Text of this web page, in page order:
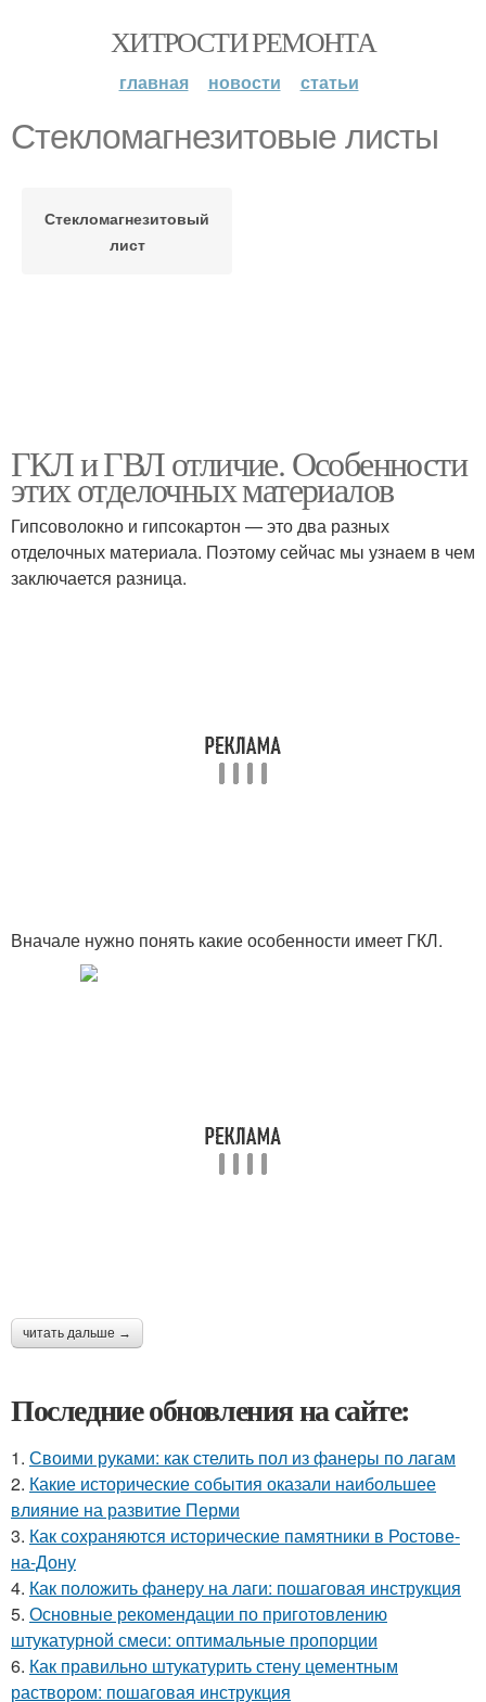
ХИТРОСТИ РЕМОНТА
главная новости статьи
Стекломагнезитовые листы
Стекломагнезитовый
лист
ГКЛ и ГВЛ отличие. Особенности
этих отделочных материалов
Гипсоволокно и гипсокартон — это два разных
отделочных материала. Поэтому сейчас мы узнаем в чем
заключается разница.
Вначале нужно понять какие особенности имеет ГКЛ.
читать дальше →
Последние обновления на сайте:
1. Своими руками: как стелить пол из фанеры по лагам
2. Какие исторические события оказали наибольшее
влияние на развитие Перми
3. Как сохраняются исторические памятники в Ростове-
на-Дону
4. Как положить фанеру на лаги: пошаговая инструкция
5. Основные рекомендации по приготовлению
штукатурной смеси: оптимальные пропорции
6. Как правильно штукатурить стену цементным
раствором: пошаговая инструкция